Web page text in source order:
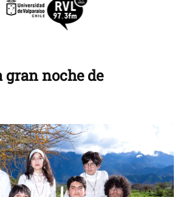
gran noche de